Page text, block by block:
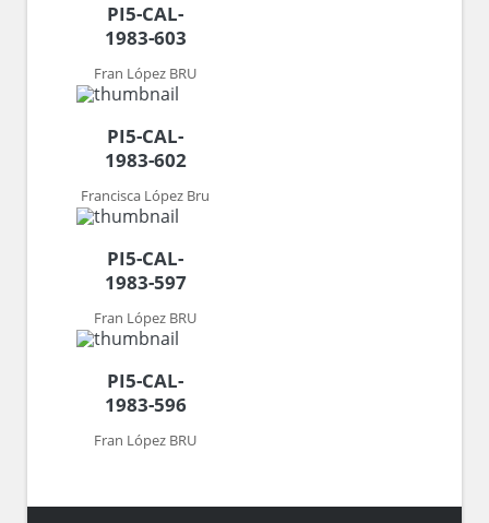
PI5-CAL-
1983-603
Fran López BRU
PI5-CAL-
1983-602
Francisca López Bru
PI5-CAL-
1983-597
Fran López BRU
PI5-CAL-
1983-596
Fran López BRU